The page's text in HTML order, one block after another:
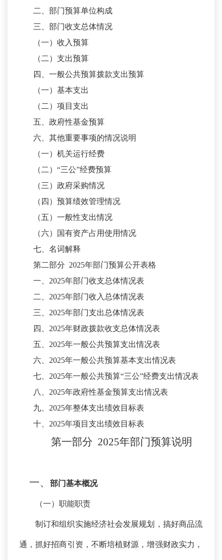
二、部门预算单位构成
三、部门收支总体情况
（一）收入预算
（二）支出预算
四、一般公共预算拨款支出预算
（一）基本支出
（二）项目支出
五、政府性基金预算
六、其他重要事项的情况说明
（一）机关运行经费
（二） “三公”经费预算
（三）政府采购情况
（四）预算绩效管理情况
（五）一般性支出情况
（六）国有资产占用使用情况
七、名词解释
第二部分 2025年部门预算公开表格
一、 2025年部门收支总体情况表
二、 2025年部门收入总体情况表
三、 2025年部门支出总体情况表
四、 2025年财政拨款收支总体情况表
五、 2025年一般公共预算支出情况表
六、 2025年一般公共预算基本支出情况表
七、 2025年一般公共预算“三公”经费支出情况表
八、 2025年政府性基金预算支出情况表
九、 2025年整体支出绩效目标表
十、 2025年项目支出绩效目标表
第一部分 2025年部门预算说明
一、 部门基本概况
（一）职能职责
制订和组织实施经济社会发展规划，搞好商品流
通，抓好招商引资，不断培植财源，增强财政实力，